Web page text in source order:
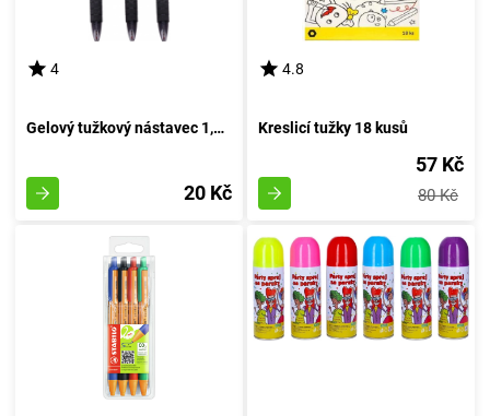
4
Gelový tužkový nástavec 1,0mm (modrá inkoustová náplň)
20 Kč
4.8
Kreslicí tužky 18 kusů
57 Kč
80 Kč